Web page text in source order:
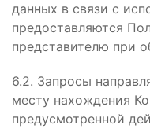
данных в связи с
предоставляются
представителю при
6.2. Запросы
месту нахождения
предусмотренной